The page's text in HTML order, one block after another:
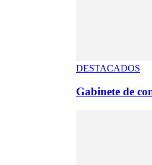
DESTACADOS
Gabinete de